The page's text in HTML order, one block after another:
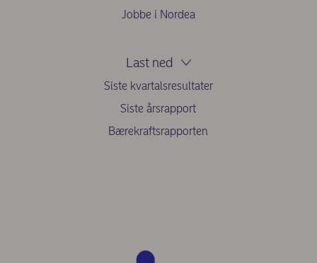
Jobbe i Nordea
Last ned
Siste kvartalsresultater
Siste årsrapport
Bærekraftsrapporten